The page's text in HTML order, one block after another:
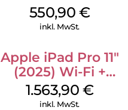
256 GB Gray
550,90 €
inkl. MwSt.
Apple iPad Pro 11″
(2025) Wi-Fi +
Cellular 256 GB
Standardglas
1.563,90 €
inkl. MwSt.